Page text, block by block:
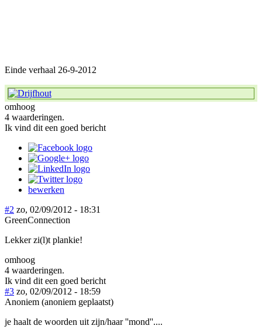
Einde verhaal 26-9-2012
omhoog
4 waarderingen.
Ik vind dit een goed bericht
bewerken
#2 zo, 02/09/2012 - 18:31
GreenConnection
Lekker zi(l)t plankie!
omhoog
4 waarderingen.
Ik vind dit een goed bericht
#3 zo, 02/09/2012 - 18:59
Anoniem (anoniem geplaatst)
je haalt de woorden uit zijn/haar ''mond''....